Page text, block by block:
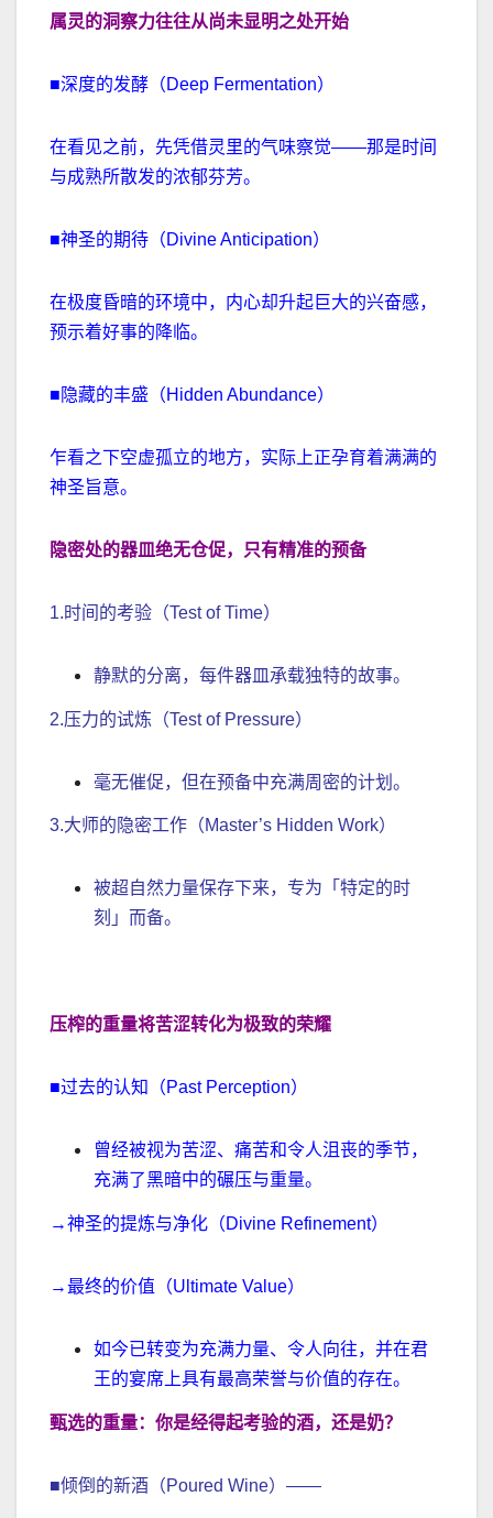
属灵的洞察力往往从尚未显明之处开始
■深度的发酵（Deep Fermentation）
在看见之前，先凭借灵里的气味察觉——那是时间
与成熟所散发的浓郁芬芳。
■神圣的期待（Divine Anticipation）
在极度昏暗的环境中，内心却升起巨大的兴奋感，
预示着好事的降临。
■隐藏的丰盛（Hidden Abundance）
乍看之下空虚孤立的地方，实际上正孕育着满满的
神圣旨意。
隐密处的器皿绝无仓促，只有精准的预备
1.时间的考验（Test of Time）
静默的分离，每件器皿承载独特的故事。
2.压力的试炼（Test of Pressure）
毫无催促，但在预备中充满周密的计划。
3.大师的隐密工作（Master’s Hidden Work）
被超自然力量保存下来，专为「特定的时
刻」而备。
压榨的重量将苦涩转化为极致的荣耀
■过去的认知（Past Perception）
曾经被视为苦涩、痛苦和令人沮丧的季节，
充满了黑暗中的碾压与重量。
→神圣的提炼与净化（Divine Refinement）
→最终的价值（Ultimate Value）
如今已转变为充满力量、令人向往，并在君
王的宴席上具有最高荣誉与价值的存在。
甄选的重量：你是经得起考验的酒，还是奶？
■倾倒的新酒（Poured Wine）——